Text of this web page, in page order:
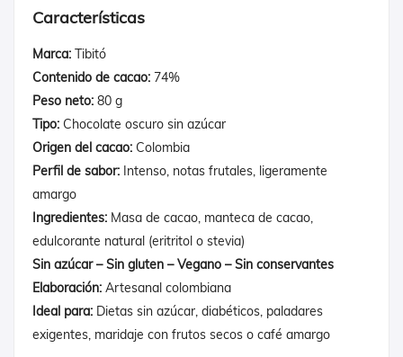
Características
Marca: Tibitó
Contenido de cacao: 74%
Peso neto: 80 g
Tipo: Chocolate oscuro sin azúcar
Origen del cacao: Colombia
Perfil de sabor: Intenso, notas frutales, ligeramente
amargo
Ingredientes: Masa de cacao, manteca de cacao,
edulcorante natural (eritritol o stevia)
Sin azúcar – Sin gluten – Vegano – Sin conservantes
Elaboración: Artesanal colombiana
Ideal para: Dietas sin azúcar, diabéticos, paladares
exigentes, maridaje con frutos secos o café amargo